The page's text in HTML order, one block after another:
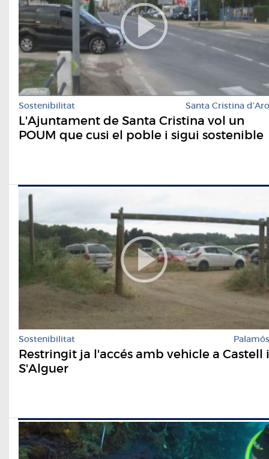
Sostenibilitat Santa Cristina d'Aro
L'Ajuntament de Santa Cristina vol un
POUM que cusi el poble i sigui sostenible
Sostenibilitat Palamós
Restringit ja l'accés amb vehicle a Castell i
S'Alguer